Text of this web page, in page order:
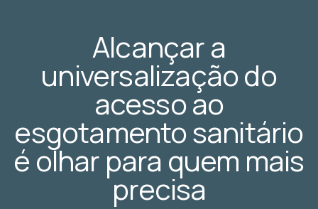
Alcançar a
universalização do
acesso ao
esgotamento sanitário
é olhar para quem mais
precisa